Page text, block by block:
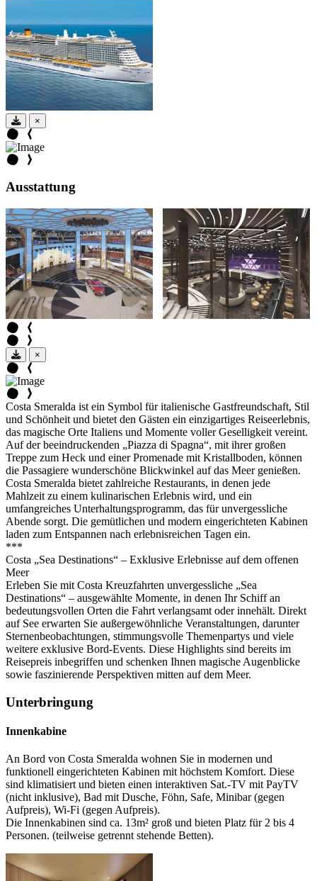
×
Ausstattung
×
Costa Smeralda ist ein Symbol für italienische Gastfreundschaft, Stil
und Schönheit und bietet den Gästen ein einzigartiges Reiseerlebnis,
das magische Orte Italiens und Momente voller Geselligkeit vereint.
Auf der beeindruckenden „Piazza di Spagna“, mit ihrer großen
Treppe zum Heck und einer Promenade mit Kristallboden, können
die Passagiere wunderschöne Blickwinkel auf das Meer genießen.
Costa Smeralda bietet zahlreiche Restaurants, in denen jede
Mahlzeit zu einem kulinarischen Erlebnis wird, und ein
umfangreiches Unterhaltungsprogramm, das für unvergessliche
Abende sorgt. Die gemütlichen und modern eingerichteten Kabinen
laden zum Entspannen nach erlebnisreichen Tagen ein.
***
Costa „Sea Destinations“ – Exklusive Erlebnisse auf dem offenen
Meer
Erleben Sie mit Costa Kreuzfahrten unvergessliche „Sea
Destinations“ – ausgewählte Momente, in denen Ihr Schiff an
bedeutungsvollen Orten die Fahrt verlangsamt oder innehält. Direkt
auf See erwarten Sie außergewöhnliche Veranstaltungen, darunter
Sternenbeobachtungen, stimmungsvolle Themenpartys und viele
weitere exklusive Bord-Events. Diese Highlights sind bereits im
Reisepreis inbegriffen und schenken Ihnen magische Augenblicke
sowie faszinierende Perspektiven mitten auf dem Meer.
Unterbringung
Innenkabine
An Bord von Costa Smeralda wohnen Sie in modernen und
funktionell eingerichteten Kabinen mit höchstem Komfort. Diese
sind klimatisiert und bieten einen interaktiven Sat.-TV mit PayTV
(nicht inklusive), Bad mit Dusche, Föhn, Safe, Minibar (gegen
Aufpreis), Wi-Fi (gegen Aufpreis).
Die Innenkabinen sind ca. 13m² groß und bieten Platz für 2 bis 4
Personen. (teilweise getrennt stehende Betten).